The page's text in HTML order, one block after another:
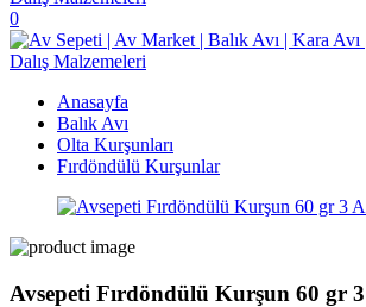
0
Anasayfa
Balık Avı
Olta Kurşunları
Fırdöndülü Kurşunlar
Avsepeti Fırdöndülü Kurşun 60 gr